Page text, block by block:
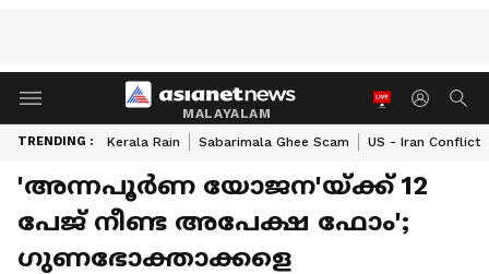
MALAYALAM
TRENDING : Kerala Rain Sabarimala Ghee Scam US - Iran Conflict
'അന്നപൂർണ യോജന'യ്ക്ക് 12
പേജ് നീണ്ട അപേക്ഷ ഫോം';
ഗുണഭോക്താക്കളെ